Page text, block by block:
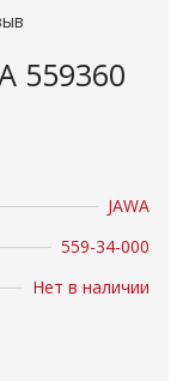
559360
JAWA
559-34-000
Нет в наличии